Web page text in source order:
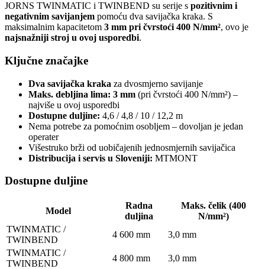
JORNS TWINMATIC i TWINBEND su serije s pozitivnim i
negativnim savijanjem pomoću dva savijačka kraka. S
maksimalnim kapacitetom 3 mm pri čvrstoći 400 N/mm², ovo je
najsnažniji stroj u ovoj usporedbi.
Ključne značajke
Dva savijačka kraka za dvosmjerno savijanje
Maks. debljina lima: 3 mm (pri čvrstoći 400 N/mm²) –
najviše u ovoj usporedbi
Dostupne duljine: 4,6 / 4,8 / 10 / 12,2 m
Nema potrebe za pomoćnim osobljem – dovoljan je jedan
operater
Višestruko brži od uobičajenih jednosmjernih savijačica
Distribucija i servis u Sloveniji: MTMONT
Dostupne duljine
Model
Radna
duljina
Maks. čelik (400
N/mm²)
TWINMATIC /
TWINBEND
4 600 mm
3,0 mm
TWINMATIC /
TWINBEND
4 800 mm
3,0 mm